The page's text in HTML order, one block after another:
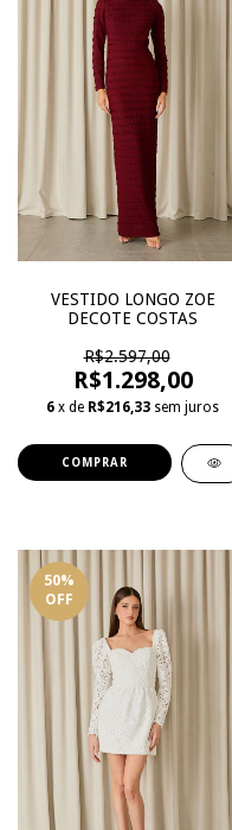
VESTIDO LONGO ZOE
DECOTE COSTAS
R$2.597,00
R$1.298,00
6 x de R$216,33 sem juros
COMPRAR
50%
OFF